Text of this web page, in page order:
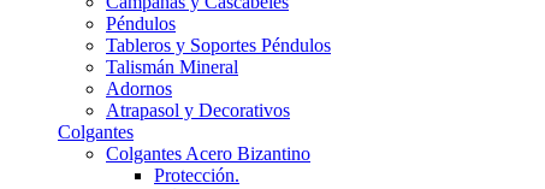
Péndulos
Tableros y Soportes Péndulos
Talismán Mineral
Adornos
Atrapasol y Decorativos
Colgantes
Colgantes Acero Bizantino
Protección.